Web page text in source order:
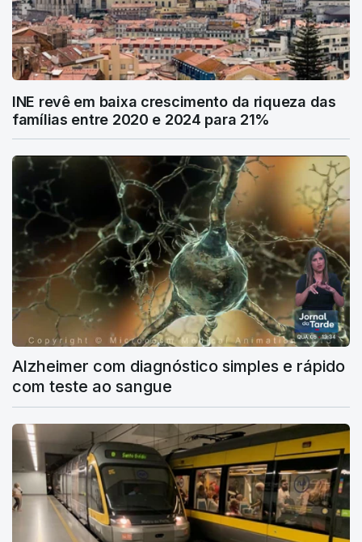
INE revê em baixa crescimento da riqueza das
famílias entre 2020 e 2024 para 21%
Alzheimer com diagnóstico simples e rápido
com teste ao sangue